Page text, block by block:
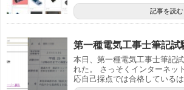
記事を読む
第一種電気工事士筆記試
本日、第一種電気工事士筆記
れた。 さっそくインターネッ
応自己採点では合格している